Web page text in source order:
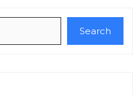
Search